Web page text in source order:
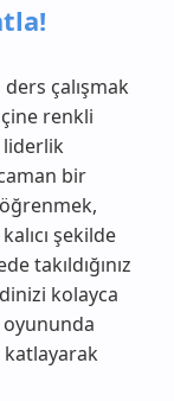
çalışmak
renkli
liderlik
bir
şekilde
takıldığınız
kolayca
oyununda